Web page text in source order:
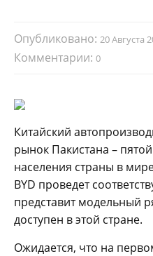
Опубликовано: 20 Августа
Комментарии: 0
Китайский
рынок Пакистана –
населения страны в
BYD проведет
представит модельный
доступен в этой стране.
Ожидается, что на